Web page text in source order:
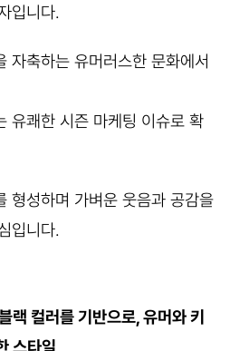
입니다.
자축하는 유머러스한 문화에서
유쾌한 시즌 마케팅 이슈로 확
형성하며 가벼운 웃음과 공감을
입니다.
랙 컬러를 기반으로, 유머와 키
스타일